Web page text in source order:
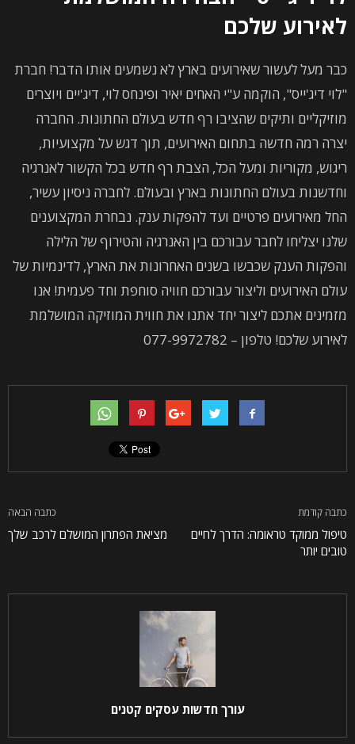
לאירוע שלכם
כבר מעל לעשור שאירועים בארץ לא נשמעים אותו הדבר! חברת
"לוי דיג'ייס", הוקמה ע"י האחים יאיר ופינחס לוי, דיג'יים ויוצרים
מוזיקליים ותיקים שהציבו רף חדש בעולם החתונות. החברה
יצרה רמה חדשה בתחום האירועים, תוך דגש על מקצועיות,
ריגוש, מקוריות ומעל הכל, הצבת רף חדש בכל הקשור לאנרגיה
וחדשנות בעולם החתונות בארץ ובעולם. לחברה ניסיון עשיר,
החל מאירועים פרטיים ועד להפקות ענק. נבחרת המקצוענים
שלנו יצליחו לחבר עבורכם בין האנרגיה והטירוף של הלילה
והפקות הענק שכבשו בשנים האחרונות את הארץ, לדינמיות של
עולם האירועים וליצור עבורכם חוויה סוחפת וחד פעמית! אנו
מזמינים אתכם ליצור יחד אתנו את חווית המוזיקה המושלמת
לאירוע שלכם! טלפון – 077-9972782
כתבה קודמת
טיפול ממוקד טראומה: הדרך לחיים
טובים יותר
כתבה הבאה
מציאת הפתרון המושלם לרכב שלך
עורך חדשות עסקים קטנים